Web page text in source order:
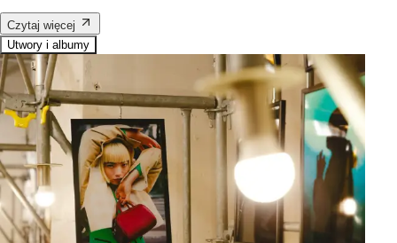
Czytaj więcej
Utwory i albumy